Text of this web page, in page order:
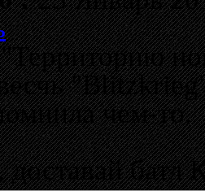
чем-то.
доставай батл